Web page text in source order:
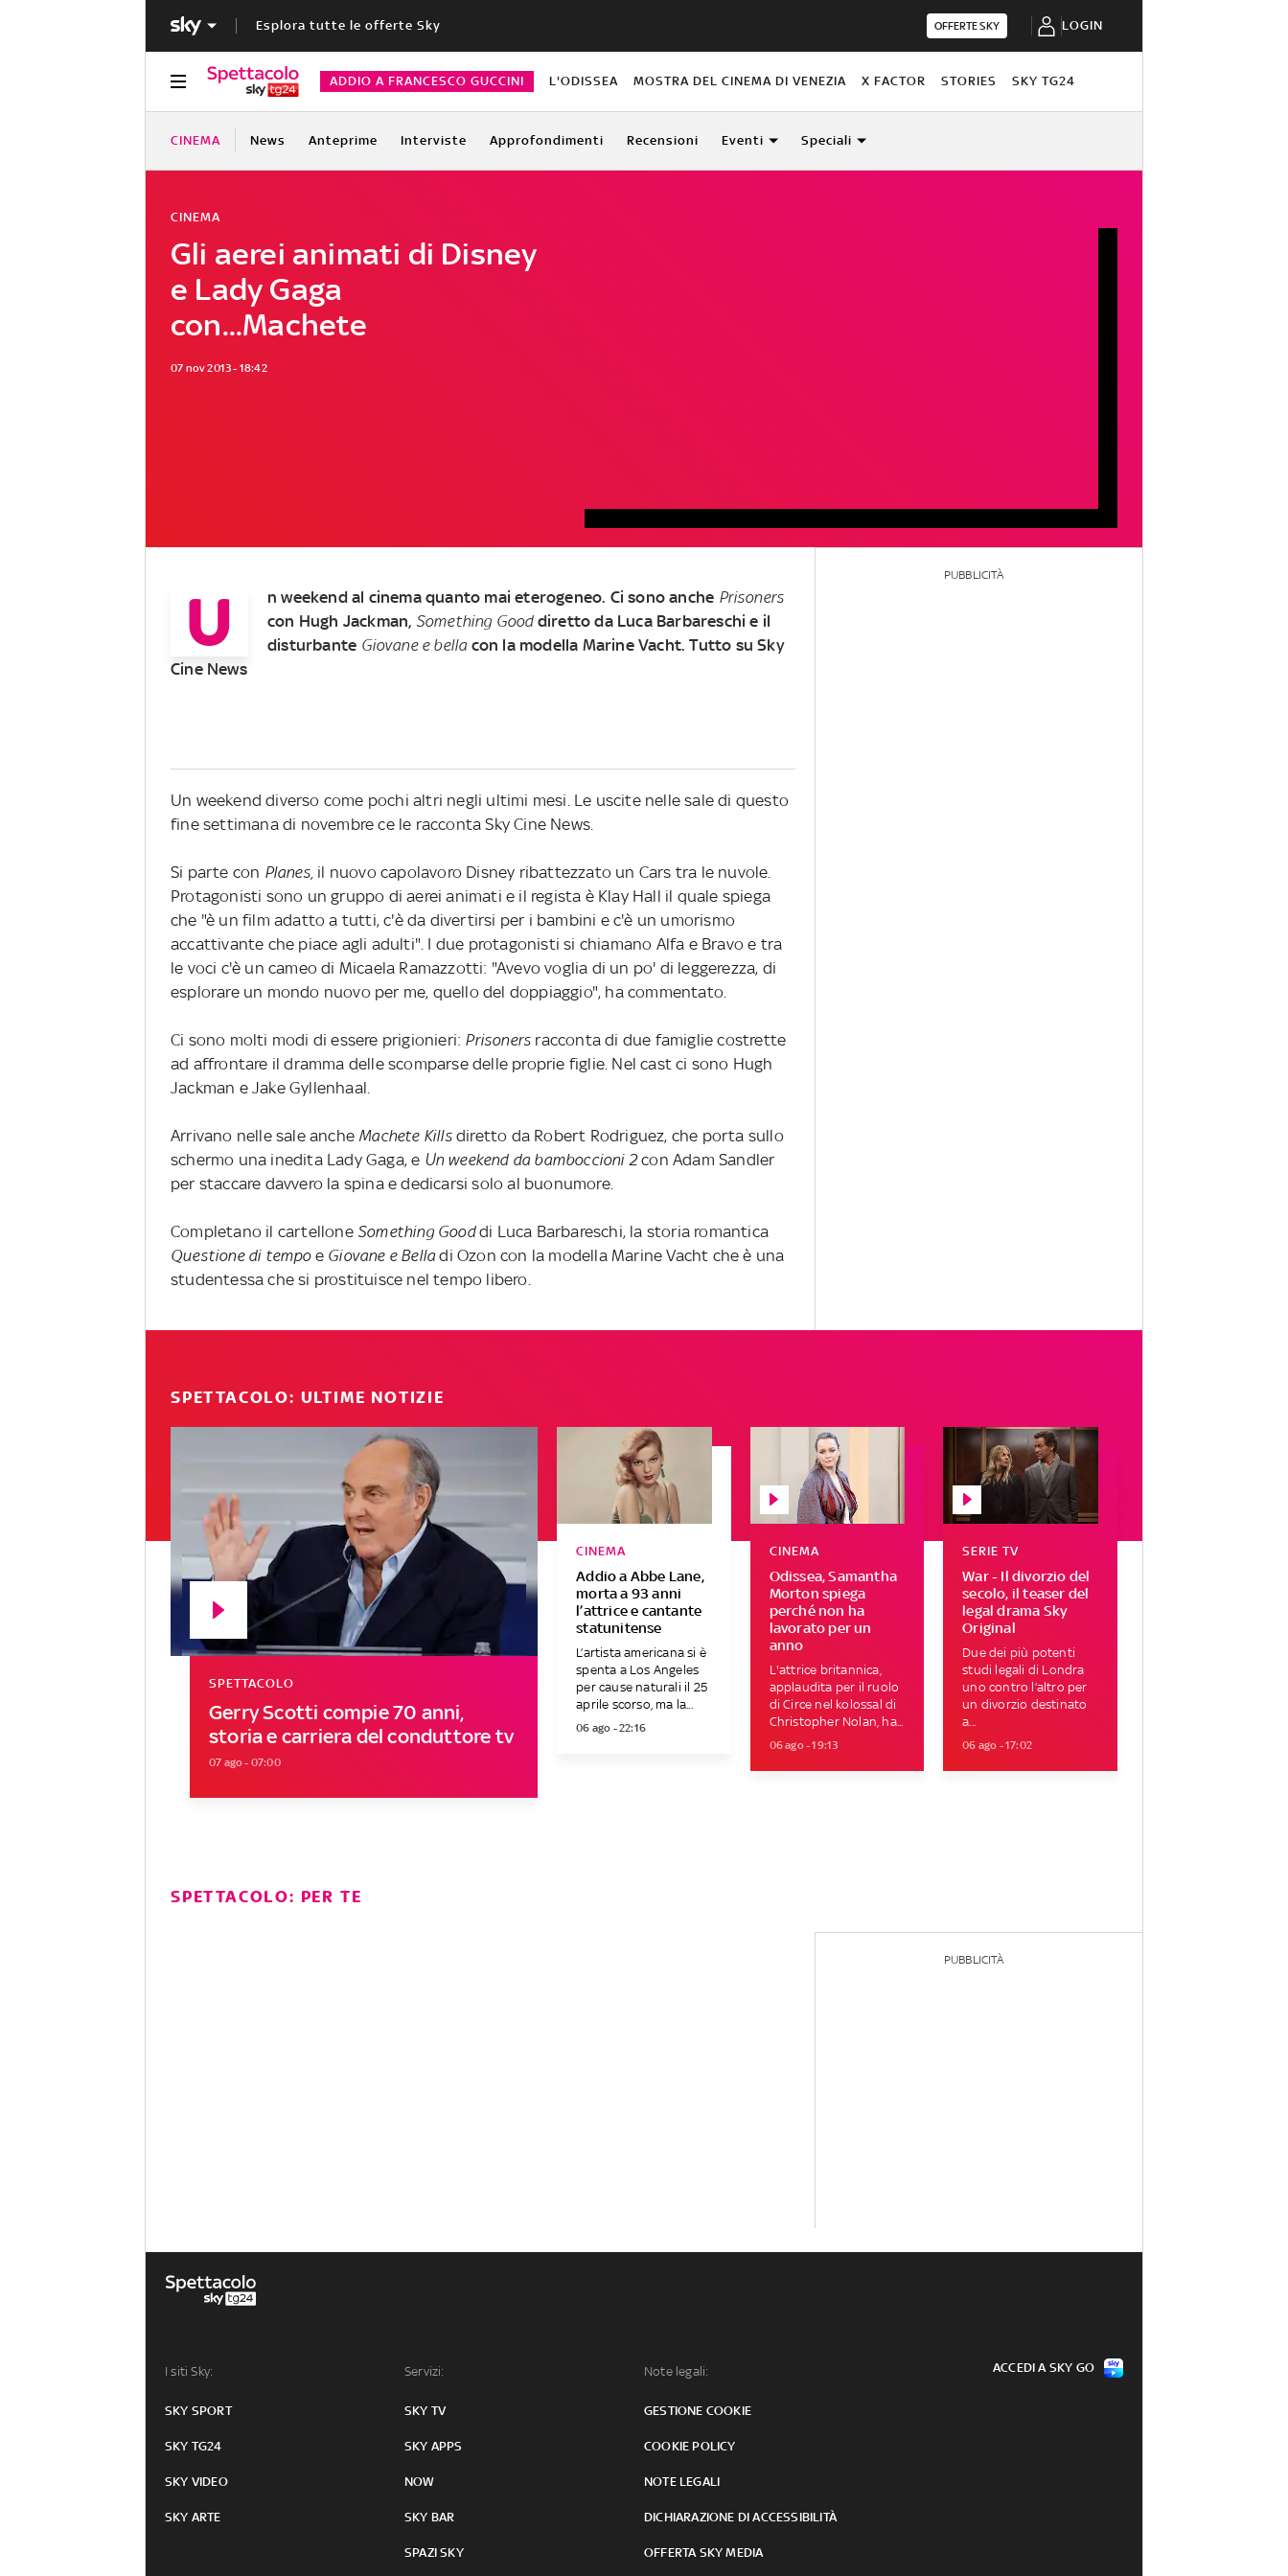
Esplora tutte le offerte Sky OFFERTE SKY LOGIN
ADDIO A FRANCESCO GUCCINI L'ODISSEA MOSTRA DEL CINEMA DI VENEZIA X FACTOR STORIES SKY TG24
CINEMA News Anteprime Interviste Approfondimenti Recensioni Eventi Speciali
Gli aerei animati di Disney
e Lady Gaga
con...Machete
CINEMA
07 nov 2013 - 18:42
U n weekend al cinema quanto mai eterogeneo. Ci sono anche Prisoners
con Hugh Jackman, Something Gooddiretto da Luca Barbareschi e il
disturbante Giovane e bellacon la modella Marine Vacht. Tutto su Sky
Cine News
Un weekend diverso come pochi altri negli ultimi mesi. Le uscite nelle sale di questo
fine settimana di novembre ce le racconta Sky Cine News.
Si parte con Planes, il nuovo capolavoro Disney ribattezzato un Cars tra le nuvole.
Protagonisti sono un gruppo di aerei animati e il regista è Klay Hall il quale spiega
che "è un film adatto a tutti, c'è da divertirsi per i bambini e c'è un umorismo
accattivante che piace agli adulti". I due protagonisti si chiamano Alfa e Bravo e tra
le voci c'è un cameo di Micaela Ramazzotti: "Avevo voglia di un po' di leggerezza, di
esplorare un mondo nuovo per me, quello del doppiaggio", ha commentato.
Ci sono molti modi di essere prigionieri: Prisoners racconta di due famiglie costrette
ad affrontare il dramma delle scomparse delle proprie figlie. Nel cast ci sono Hugh
Jackman e Jake Gyllenhaal.
Arrivano nelle sale anche Machete Killsdiretto da Robert Rodriguez, che porta sullo
schermo una inedita Lady Gaga, e Un weekend da bamboccioni 2con Adam Sandler
per staccare davvero la spina e dedicarsi solo al buonumore.
Completano il cartellone Something Gooddi Luca Barbareschi, la storia romantica
Questione di tempoe Giovane e Belladi Ozon con la modella Marine Vacht che è una
studentessa che si prostituisce nel tempo libero.
PUBBLICITÀ
SPETTACOLO: ULTIME NOTIZIE
Gerry Scotti compie 70 anni,
storia e carriera del conduttore tv
SPETTACOLO
07 ago - 07:00
Addio a Abbe Lane,
morta a 93 anni
l’attrice e cantante
statunitense
CINEMA
L’artista americana si è
spenta a Los Angeles
per cause naturali il 25
aprile scorso, ma la...
06 ago - 22:16
Odissea, Samantha
Morton spiega
perché non ha
lavorato per un
anno
CINEMA
L'attrice britannica,
applaudita per il ruolo
di Circe nel kolossal di
Christopher Nolan, ha...
06 ago - 19:13
War - Il divorzio del
secolo, il teaser del
legal drama Sky
Original
SERIE TV
Due dei più potenti
studi legali di Londra
uno contro l’altro per
un divorzio destinato
a...
06 ago - 17:02
SPETTACOLO: PER TE
PUBBLICITÀ
I siti Sky:
SKY SPORT
SKY TG24
SKY VIDEO
SKY ARTE
Servizi:
SKY TV
SKY APPS
NOW
SKY BAR
SPAZI SKY
Note legali:
GESTIONE COOKIE
COOKIE POLICY
NOTE LEGALI
DICHIARAZIONE DI ACCESSIBILITÀ
OFFERTA SKY MEDIA
ACCEDI A SKY GO